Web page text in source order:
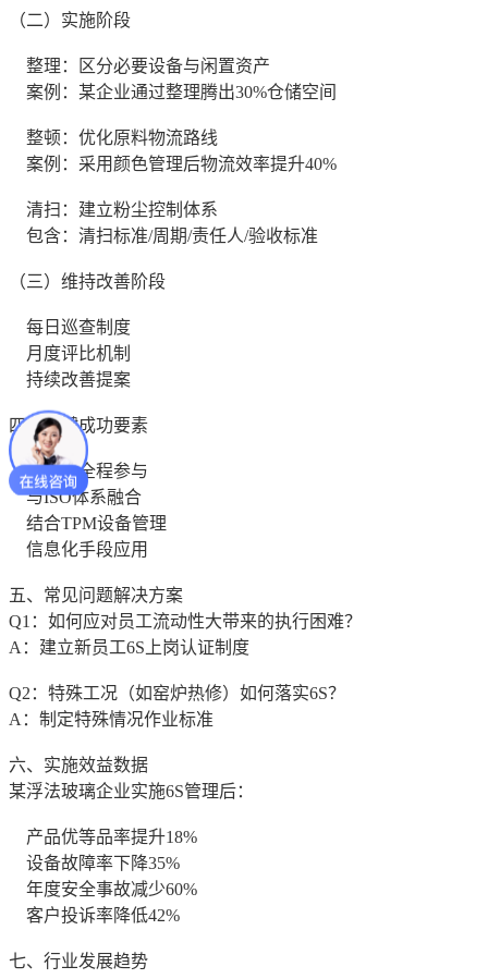
（二）实施阶段
整理：区分必要设备与闲置资产
案例：某企业通过整理腾出30%仓储空间
整顿：优化原料物流路线
案例：采用颜色管理后物流效率提升40%
清扫：建立粉尘控制体系
包含：清扫标准/周期/责任人/验收标准
（三）维持改善阶段
每日巡查制度
月度评比机制
持续改善提案
四、关键成功要素
领导层全程参与
与ISO体系融合
结合TPM设备管理
信息化手段应用
五、常见问题解决方案
Q1：如何应对员工流动性大带来的执行困难？
A：建立新员工6S上岗认证制度
Q2：特殊工况（如窑炉热修）如何落实6S？
A：制定特殊情况作业标准
六、实施效益数据
某浮法玻璃企业实施6S管理后：
产品优等品率提升18%
设备故障率下降35%
年度安全事故减少60%
客户投诉率降低42%
七、行业发展趋势